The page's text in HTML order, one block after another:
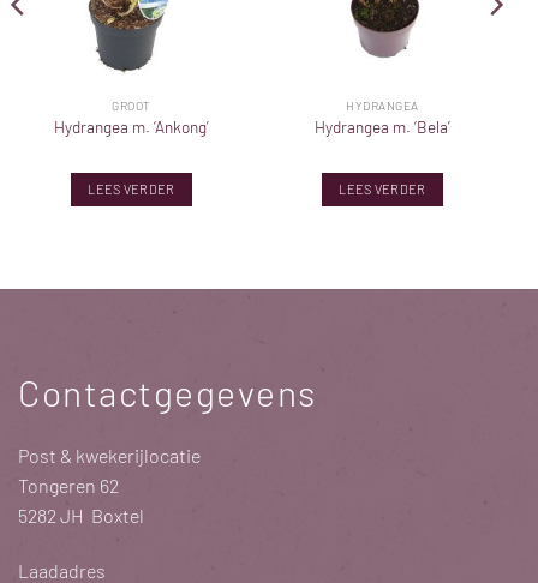
GROOT
Hydrangea m. ‘Ankong’
LEES VERDER
HYDRANGEA
Hydrangea m. ‘Bela’
LEES VERDER
Contactgegevens
Post & kwekerijlocatie
Tongeren 62
5282 JH Boxtel
Laadadres